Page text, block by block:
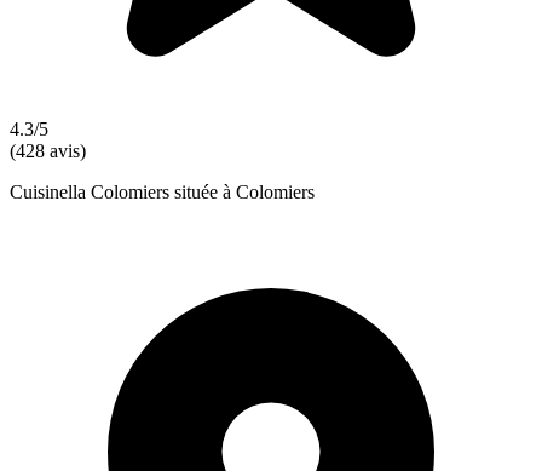
4.3/5
(428 avis)
Cuisinella Colomiers située à Colomiers